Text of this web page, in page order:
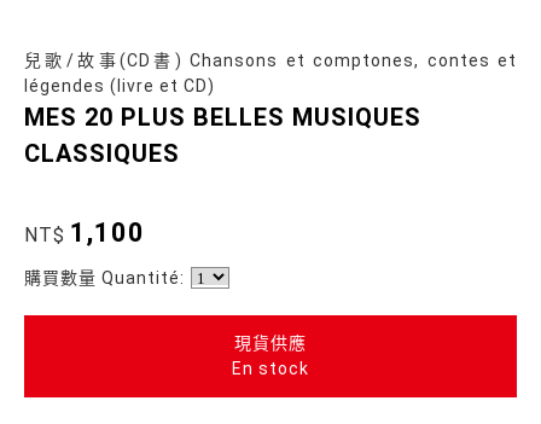
兒歌/故事(CD書) Chansons et comptones, contes et
légendes (livre et CD)
MES 20 PLUS BELLES MUSIQUES
CLASSIQUES
NT$ 1,100
購買數量 Quantité:
現貨供應
En stock